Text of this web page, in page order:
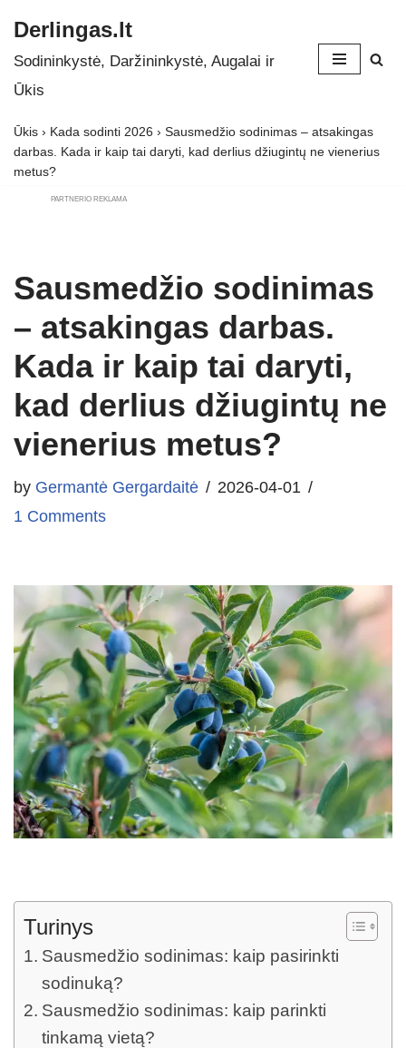
Skip
to
Derlingas.lt
Sodininkystė, Daržininkystė, Augalai ir
Ūkis
Ūkis › Kada sodinti 2026 › Sausmedžio sodinimas – atsakingas
darbas. Kada ir kaip tai daryti, kad derlius džiugintų ne vienerius
metus?
PARTNERIO REKLAMA
Sausmedžio sodinimas
– atsakingas darbas.
Kada ir kaip tai daryti,
kad derlius džiugintų ne
vienerius metus?
by Germantė Gergardaitė
2026-04-01
1 Comments
Turinys
Sausmedžio sodinimas: kaip pasirinkti
sodinuką?
Sausmedžio sodinimas: kaip parinkti
tinkamą vietą?